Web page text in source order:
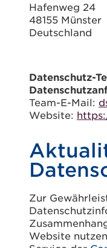
Hafenweg 24
48155 Münster
Deutschland
Datenschutz-
Team-E-Mail:
Website:
Zur
Website